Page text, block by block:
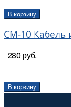
В корзину
CM-10 Кабель
280 руб.
В корзину